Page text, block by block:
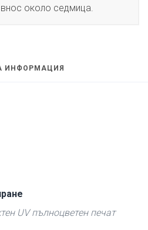
около седмица.
ИНФОРМАЦИЯ
UV пълноцветен печат